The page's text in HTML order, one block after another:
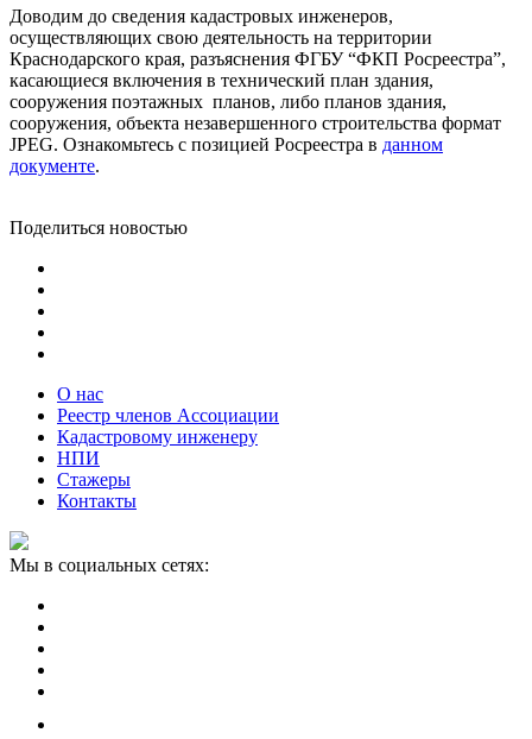
Доводим до сведения кадастровых инженеров,
осуществляющих свою деятельность на территории
Краснодарского края, разъяснения ФГБУ “ФКП Росреестра”,
касающиеся включения в технический план здания,
сооружения поэтажных планов, либо планов здания,
сооружения, объекта незавершенного строительства формат
JPEG. Ознакомьтесь с позицией Росреестра в данном
документе.
Поделиться новостью
О нас
Реестр членов Ассоциации
Кадастровому инженеру
НПИ
Стажеры
Контакты
Мы в социальных сетях: